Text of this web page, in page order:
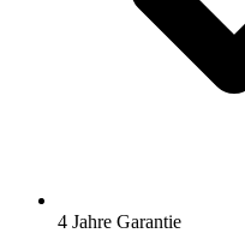
4 Jahre Garantie